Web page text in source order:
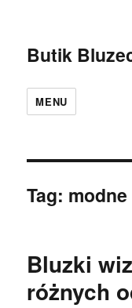
Butik
MENU
Tag:
Bluzki
różnych